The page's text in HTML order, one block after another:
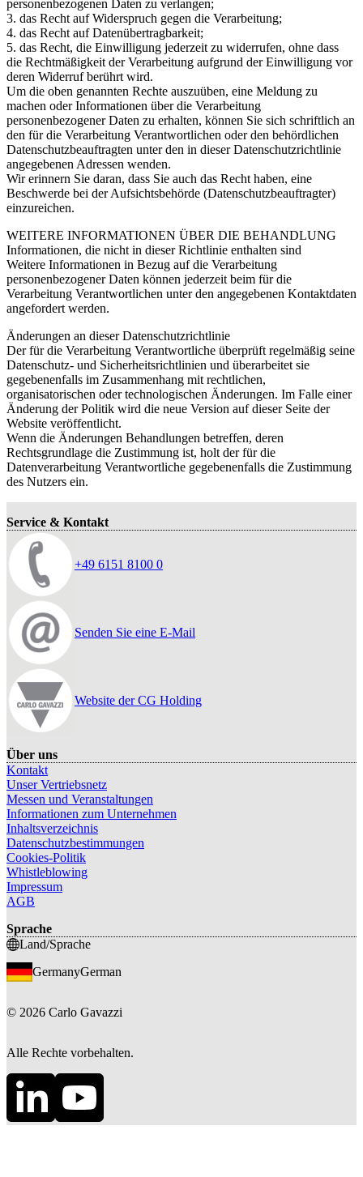
personenbezogenen Daten zu verlangen;
3. das Recht auf Widerspruch gegen die Verarbeitung;
4. das Recht auf Datenübertragbarkeit;
5. das Recht, die Einwilligung jederzeit zu widerrufen, ohne dass
die Rechtmäßigkeit der Verarbeitung aufgrund der Einwilligung vor
deren Widerruf berührt wird.
Um die oben genannten Rechte auszuüben, eine Meldung zu
machen oder Informationen über die Verarbeitung
personenbezogener Daten zu erhalten, können Sie sich schriftlich an
den für die Verarbeitung Verantwortlichen oder den behördlichen
Datenschutzbeauftragten unter den in dieser Datenschutzrichtlinie
angegebenen Adressen wenden.
Wir erinnern Sie daran, dass Sie auch das Recht haben, eine
Beschwerde bei der Aufsichtsbehörde (Datenschutzbeauftragter)
einzureichen.
WEITERE INFORMATIONEN ÜBER DIE BEHANDLUNG
Informationen, die nicht in dieser Richtlinie enthalten sind
Weitere Informationen in Bezug auf die Verarbeitung
personenbezogener Daten können jederzeit beim für die
Verarbeitung Verantwortlichen unter den angegebenen Kontaktdaten
angefordert werden.
Änderungen an dieser Datenschutzrichtlinie
Der für die Verarbeitung Verantwortliche überprüft regelmäßig seine
Datenschutz- und Sicherheitsrichtlinien und überarbeitet sie
gegebenenfalls im Zusammenhang mit rechtlichen,
organisatorischen oder technologischen Änderungen. Im Falle einer
Änderung der Politik wird die neue Version auf dieser Seite der
Website veröffentlicht.
Wenn die Änderungen Behandlungen betreffen, deren
Rechtsgrundlage die Zustimmung ist, holt der für die
Datenverarbeitung Verantwortliche gegebenenfalls die Zustimmung
des Nutzers ein.
Service & Kontakt
+49 6151 8100 0
Senden Sie eine E-Mail
Website der CG Holding
Über uns
Kontakt
Unser Vertriebsnetz
Messen und Veranstaltungen
Informationen zum Unternehmen
Inhaltsverzeichnis
Datenschutzbestimmungen
Cookies-Politik
Whistleblowing
Impressum
AGB
Sprache
Land/Sprache
GermanyGerman
© 2026 Carlo Gavazzi
Alle Rechte vorbehalten.